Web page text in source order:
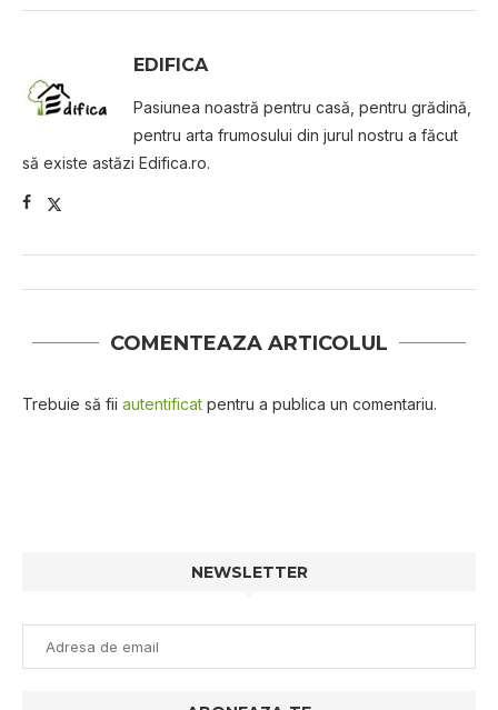
EDIFICA
Pasiunea noastră pentru casă, pentru grădină,
pentru arta frumosului din jurul nostru a făcut
să existe astăzi Edifica.ro.
COMENTEAZA ARTICOLUL
Trebuie să fii autentificat pentru a publica un comentariu.
NEWSLETTER